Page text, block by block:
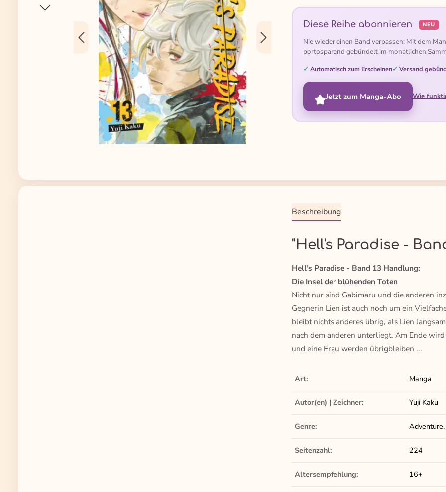
Diese Reihe abonnieren NEU
Nie wieder einen Band verpassen: Mit dem
portosparend gebündelt im monatlichen
Automatisch zum Erscheinen Versand
Jetzt zum Manga-Abo Wie
Beschreibung
"Hell's Paradise -
Hell's Paradise - Band 13 Handlung:
Die Insel der blühenden Toten
Nicht nur sind Gabimaru und die anderen
Gegnerin Lien ist auch noch um ein
bleibt nichts anderes übrig, als Lien
nach dem anderen unterliegt. Am Ende
und eine Frau werden übrigbleiben ...
Art: Manga
Autor(en) | Zeichner: Yuji Kaku
Genre:
Seitenzahl: 224
Altersempfehlung: 16+